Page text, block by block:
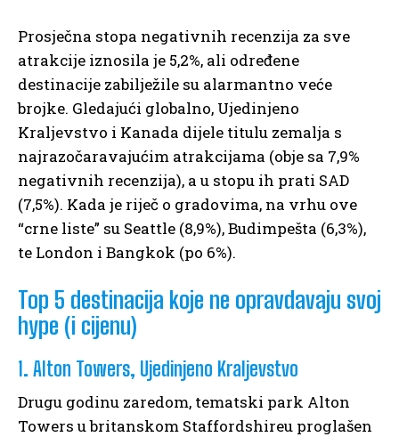
Prosječna stopa negativnih recenzija za sve
atrakcije iznosila je 5,2%, ali određene
destinacije zabilježile su alarmantno veće
brojke. Gledajući globalno, Ujedinjeno
Kraljevstvo i Kanada dijele titulu zemalja s
najrazočaravajućim atrakcijama (obje sa 7,9%
negativnih recenzija), a u stopu ih prati SAD
(7,5%). Kada je riječ o gradovima, na vrhu ove
“crne liste” su Seattle (8,9%), Budimpešta (6,3%),
te London i Bangkok (po 6%).
Top 5 destinacija koje ne opravdavaju svoj
hype (i cijenu)
1. Alton Towers, Ujedinjeno Kraljevstvo
Drugu godinu zaredom, tematski park Alton
Towers u britanskom Staffordshireu proglašen